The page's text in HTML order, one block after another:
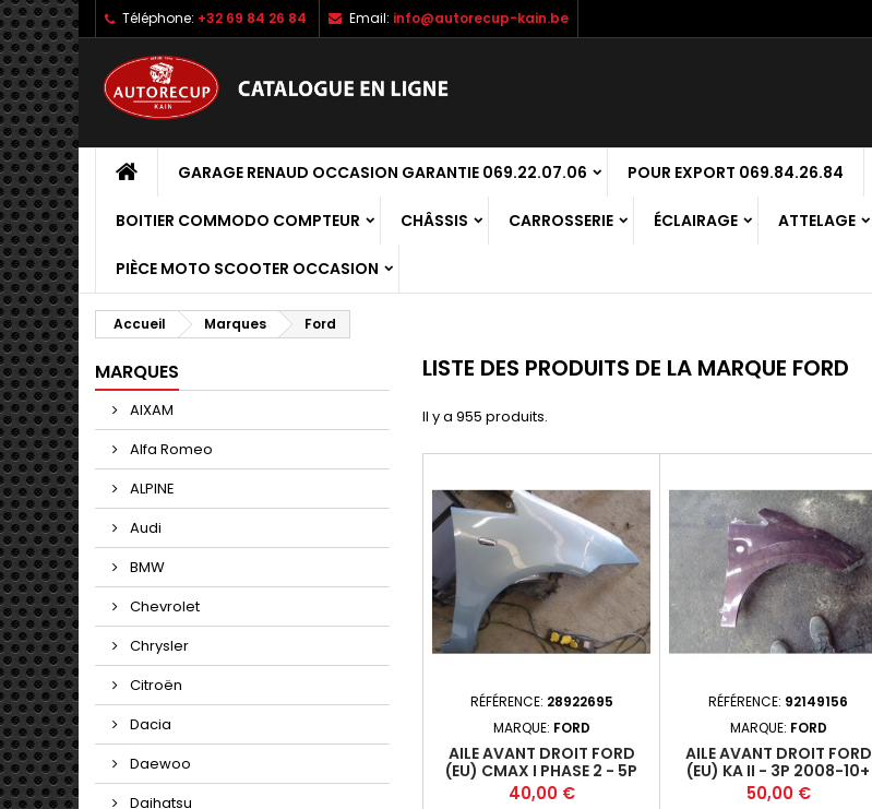
Téléphone: +32 69 84 26 84 Email: info@autorecup-kain.be
GARAGE RENAUD OCCASION GARANTIE 069.22.07.06 POUR EXPORT 069.84.26.84
BOITIER COMMODO COMPTEUR CHÂSSIS CARROSSERIE ÉCLAIRAGE ATTELAGE
PIÈCE MOTO SCOOTER OCCASION
Accueil Marques Ford
MARQUES
AIXAM
Alfa Romeo
ALPINE
Audi
BMW
Chevrolet
Chrysler
Citroën
Dacia
Daewoo
Daihatsu
LISTE DES PRODUITS DE LA MARQUE FORD
Il y a 955 produits.
RÉFÉRENCE: 28922695
MARQUE: FORD
AILE AVANT DROIT FORD
(EU) CMAX I PHASE 2 - 5P
2007-03-2010-09 +
Prix
40,00 €
RÉFÉRENCE: 92149156
MARQUE: FORD
AILE AVANT DROIT FORD
(EU) KA II - 3P 2008-10+
Prix
50,00 €